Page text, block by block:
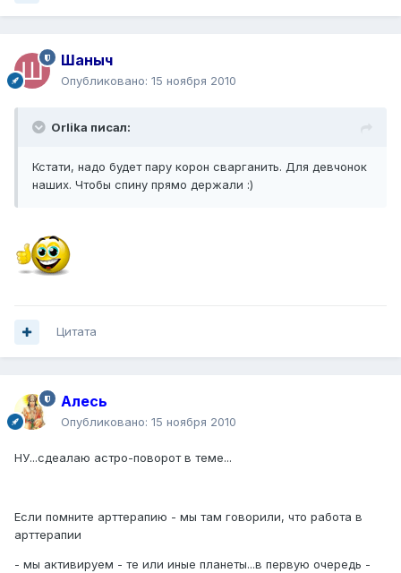
Шаныч
Опубликовано: 15 ноября 2010
Orlika писал:
Кстати, надо будет пару корон сварганить. Для девчонок
наших. Чтобы спину прямо держали :)
Цитата
Алесь
Опубликовано: 15 ноября 2010
НУ...сдеалаю астро-поворот в теме...
Если помните арттерапию - мы там говорили, что работа в
арттерапии
- мы активируем - те или иные планеты...в первую очередь -